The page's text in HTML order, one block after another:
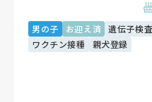
男の子
お迎え済 遺伝子検査
ワクチン接種
親犬登録